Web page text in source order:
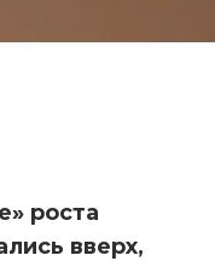
роста
вверх,